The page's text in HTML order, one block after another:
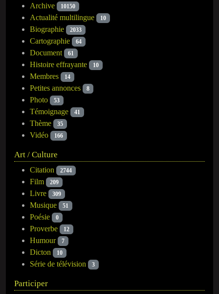
Archive 10150
Actualité multilingue 10
Biographie 2033
Cartographie 64
Document 61
Histoire effrayante 10
Membres 14
Petites annonces 8
Photo 53
Témoignage 41
Thème 35
Vidéo 166
Art / Culture
Citation 2744
Film 209
Livre 309
Musique 51
Poésie 0
Proverbe 12
Humour 7
Dicton 10
Série de télévision 3
Participer